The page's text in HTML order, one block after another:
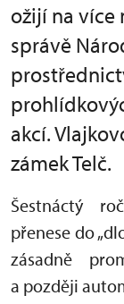
ožijí na více
správě
akcí.
zámek Telč.
Šestnáctý
přenese do
zásadně
a později